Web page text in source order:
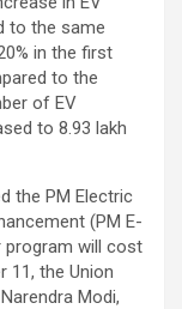
to the same
in the first
to the
of EV
to 8.93 lakh
the PM Electric
(PM E-
program will cost
11, the Union
Modi,